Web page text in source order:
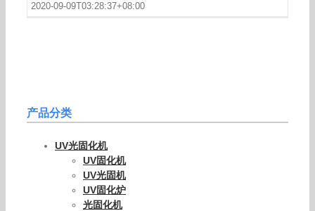
2020-09-09T03:28:37+08:00
产品分类
UV光固化机
UV固化机
UV光固机
UV固化炉
光固化机